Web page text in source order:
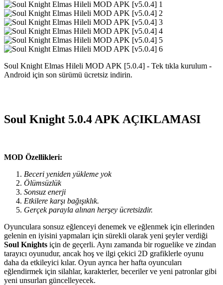
Soul Knight Elmas Hileli MOD APK [5.0.4] - Tek tıkla kurulum -
Android için son sürümü ücretsiz indirin.
Soul Knight 5.0.4 APK AÇIKLAMASI
MOD Özellikleri:
Beceri yeniden yükleme yok
Ölümsüzlük
Sonsuz enerji
Etkilere karşı bağışıklık.
Gerçek parayla alınan herşey ücretsizdir.
Oyunculara sonsuz eğlenceyi denemek ve eğlenmek için ellerinden
gelenin en iyisini yapmaları için sürekli olarak yeni şeyler verdiği
Soul Knights için de geçerli. Aynı zamanda bir roguelike ve zindan
tarayıcı oyunudur, ancak hoş ve ilgi çekici 2D grafiklerle oyunu
daha da etkileyici kılar. Oyun ayrıca her hafta oyuncuları
eğlendirmek için silahlar, karakterler, beceriler ve yeni patronlar gibi
yeni unsurları güncelleyecek.